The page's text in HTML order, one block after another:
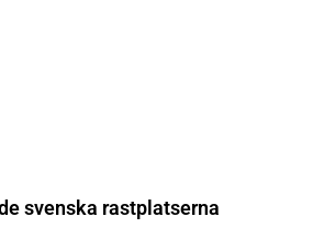
svenska rastplatserna